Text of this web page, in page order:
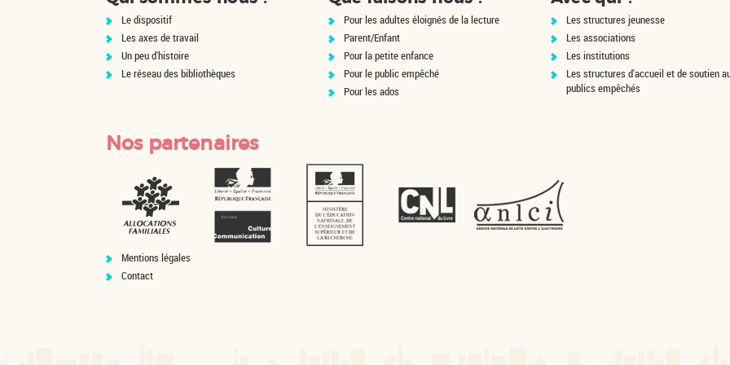
Le dispositif
Les axes de travail
Un peu d'histoire
Le réseau des bibliothèques
Pour les adultes éloignés de la lecture
Parent/Enfant
Pour la petite enfance
Pour le public empêché
Pour les ados
Les structures jeunesse
Les associations
Les institutions
Les structures d'accueil et de soutien
publics empêchés
Nos partenaires
Mentions légales
Contact